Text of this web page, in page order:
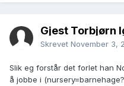
Gjest Torbjørn
Skrevet November 3,
Slik eg forstår det forlet han
å jobbe i